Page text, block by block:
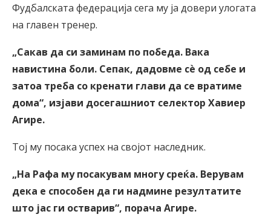
Фудбалската федерација сега му ја довери улогата
на главен тренер.
„Сакав да си заминам по победа. Вака
навистина боли. Сепак, дадовме сѐ од себе и
затоа треба со кренати глави да се вратиме
дома“, изјави досегашниот селектор Хавиер
Агире.
Тој му посака успех на својот наследник.
„На Рафа му посакувам многу среќа. Верувам
дека е способен да ги надмине резултатите
што јас ги остварив“, порача Агире.